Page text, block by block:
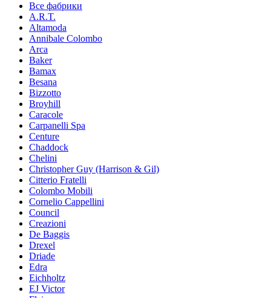
Все фабрики
A.R.T.
Altamoda
Annibale Colombo
Arca
Baker
Bamax
Besana
Bizzotto
Broyhill
Caracole
Carpanelli Spa
Centure
Chaddock
Chelini
Christopher Guy (Harrison & Gil)
Citterio Fratelli
Colombo Mobili
Cornelio Cappellini
Council
Creazioni
De Baggis
Drexel
Driade
Edra
Eichholtz
EJ Victor